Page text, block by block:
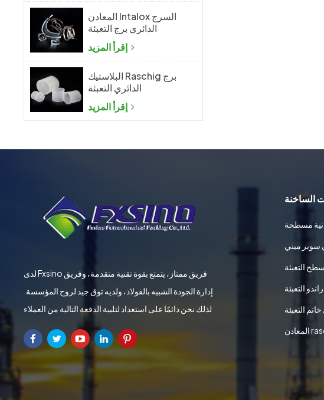
المعادن Intalox السرج
الدائري برج التعبئة
البلاستيك Raschig برج
الدائري التعبئة
لدى Fxsino فريق ممتاز، يتمتع بقوة تقنية متقدمة، وفريق
إدارة الجودة الشبيه بالفولاذ، ولديه توق جيد لروح المؤسسة.
لذلك نحن دائمًا على استعداد لتلبية الدفعة التالية من العملاء
الساخنة
مسطحة
سوبر ميني
التعبئة
التعبئة
التعبئة